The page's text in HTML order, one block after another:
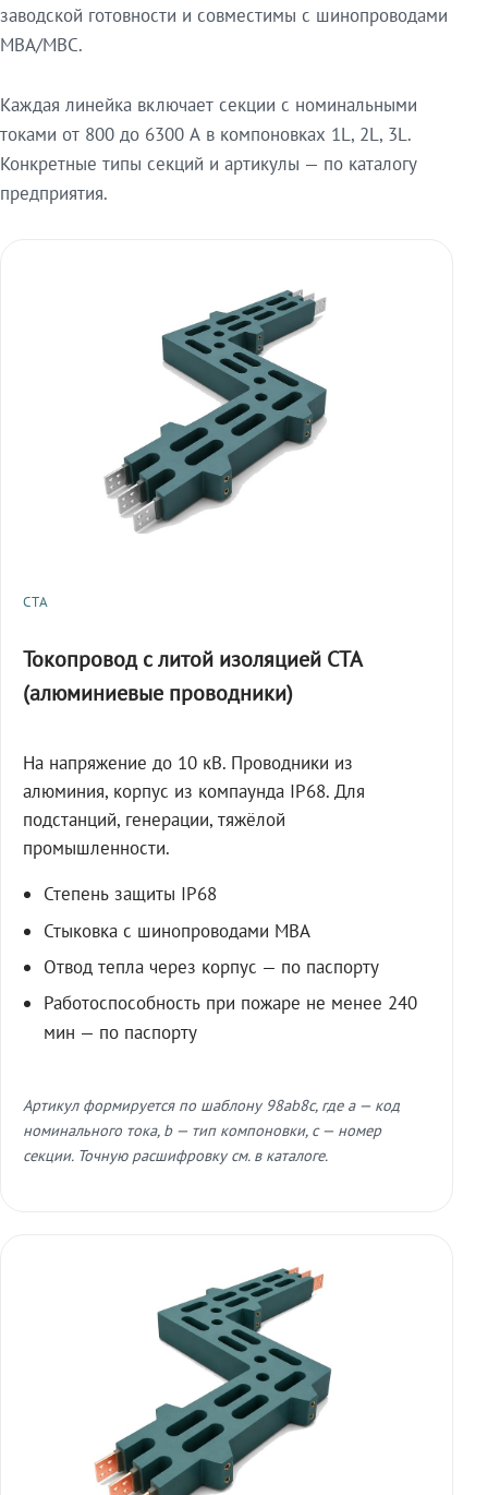
заводской готовности и совместимы с шинопроводами
МВА/МВС.
Каждая линейка включает секции с номинальными
токами от 800 до 6300 А в компоновках 1L, 2L, 3L.
Конкретные типы секций и артикулы — по каталогу
предприятия.
СТА
Токопровод с литой изоляцией СТА
(алюминиевые проводники)
На напряжение до 10 кВ. Проводники из
алюминия, корпус из компаунда IP68. Для
подстанций, генерации, тяжёлой
промышленности.
Степень защиты IP68
Стыковка с шинопроводами МВА
Отвод тепла через корпус — по паспорту
Работоспособность при пожаре не менее 240
мин — по паспорту
Артикул формируется по шаблону 98ab8c, где a — код
номинального тока, b — тип компоновки, c — номер
секции. Точную расшифровку см. в каталоге.